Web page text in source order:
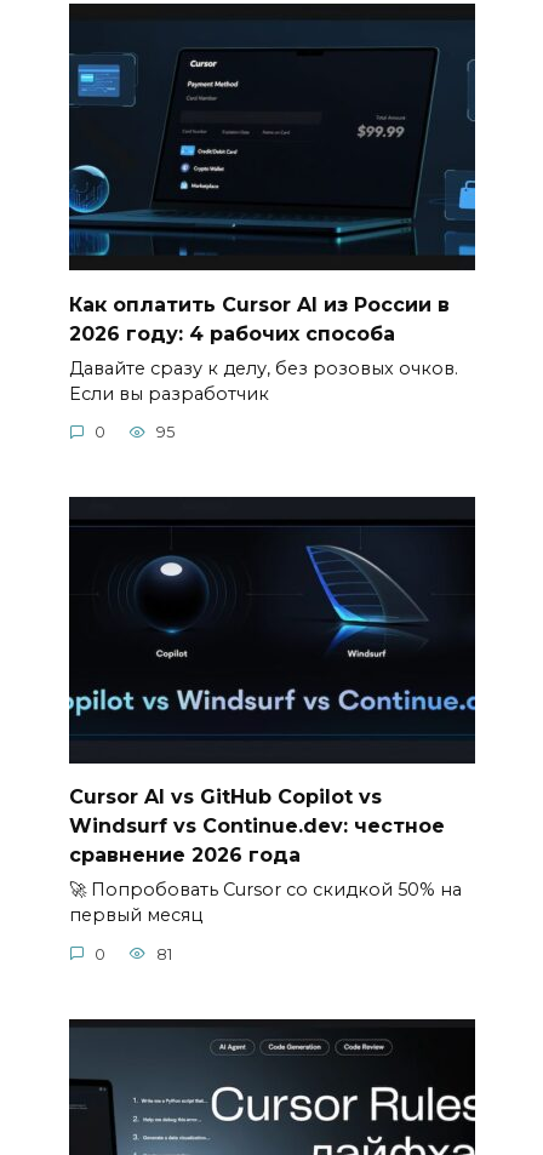
Как оплатить Cursor AI из России в
2026 году: 4 рабочих способа
Давайте сразу к делу, без розовых очков.
Если вы разработчик
0 95
Cursor AI vs GitHub Copilot vs
Windsurf vs Continue.dev: честное
сравнение 2026 года
🚀 Попробовать Cursor со скидкой 50% на
первый месяц
0 81